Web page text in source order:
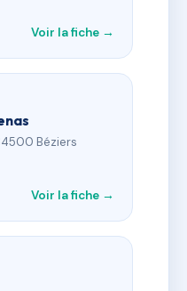
Voir la fiche →
Béziers
Voir la fiche →